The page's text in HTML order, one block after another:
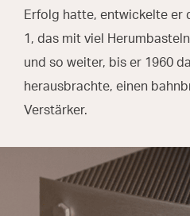
Erfolg hatte, entwickelte er
1, das mit viel
und so weiter, bis er 1960
herausbrachte, einen
Verstärker.